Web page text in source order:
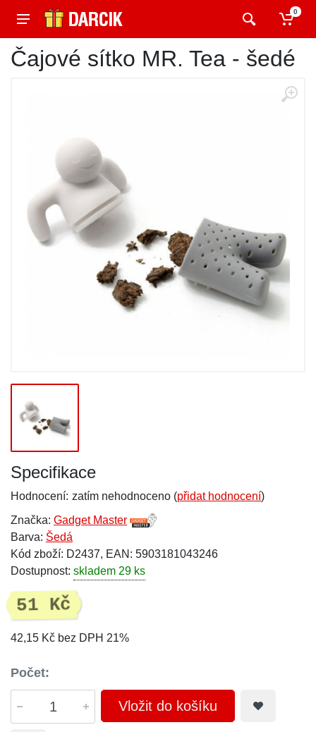
0
Čajové sítko MR. Tea - šedé
Specifikace
Hodnocení: zatím nehodnoceno (přidat hodnocení)
Značka: Gadget Master
Barva: Šedá
Kód zboží: D2437, EAN: 5903181043246
Dostupnost: skladem 29 ks
51 Kč
42,15 Kč bez DPH 21%
Počet:
Vložit do košíku